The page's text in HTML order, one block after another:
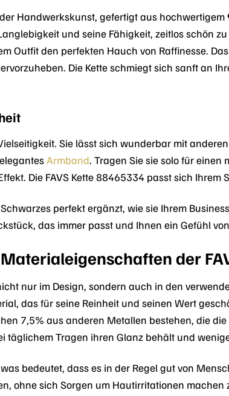
Handwerkskunst, gefertigt aus hochwertigem
und seine Fähigkeit, zeitlos schön
Outfit den perfekten Hauch von Raffinesse.
Die Kette schmiegt sich sanft an
Sie lässt sich wunderbar mit
Armband. Tragen Sie sie solo für
Die FAVS Kette 88465334 passt sich
perfekt ergänzt, wie sie Ihrem
das immer passt und Ihnen ein Gefühl
der
nur im Design, sondern auch in den
das für seine Reinheit und seinen Wert
7,5% aus anderen Metallen bestehen, die
täglichem Tragen ihren Glanz behält und
bedeutet, dass es in der Regel gut von
ohne sich Sorgen um Hautirritationen machen